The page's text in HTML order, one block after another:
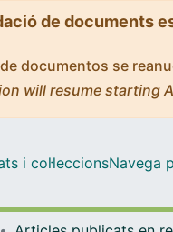
de documents
documentos se
will resume starting
i col·leccionsNavega